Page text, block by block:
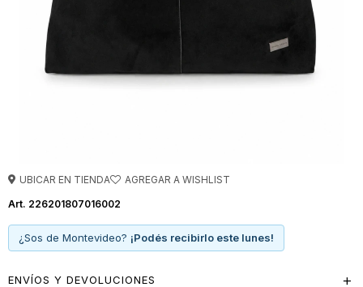
UBICAR EN TIENDA
226201807016002
¿Sos de Montevideo? ¡Podés recibirlo este lunes!
ENVÍOS Y DEVOLUCIONES